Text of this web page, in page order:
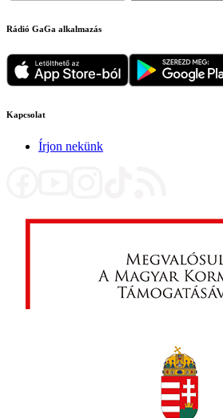
Rádió GaGa alkalmazás
Kapcsolat
Írjon nekünk